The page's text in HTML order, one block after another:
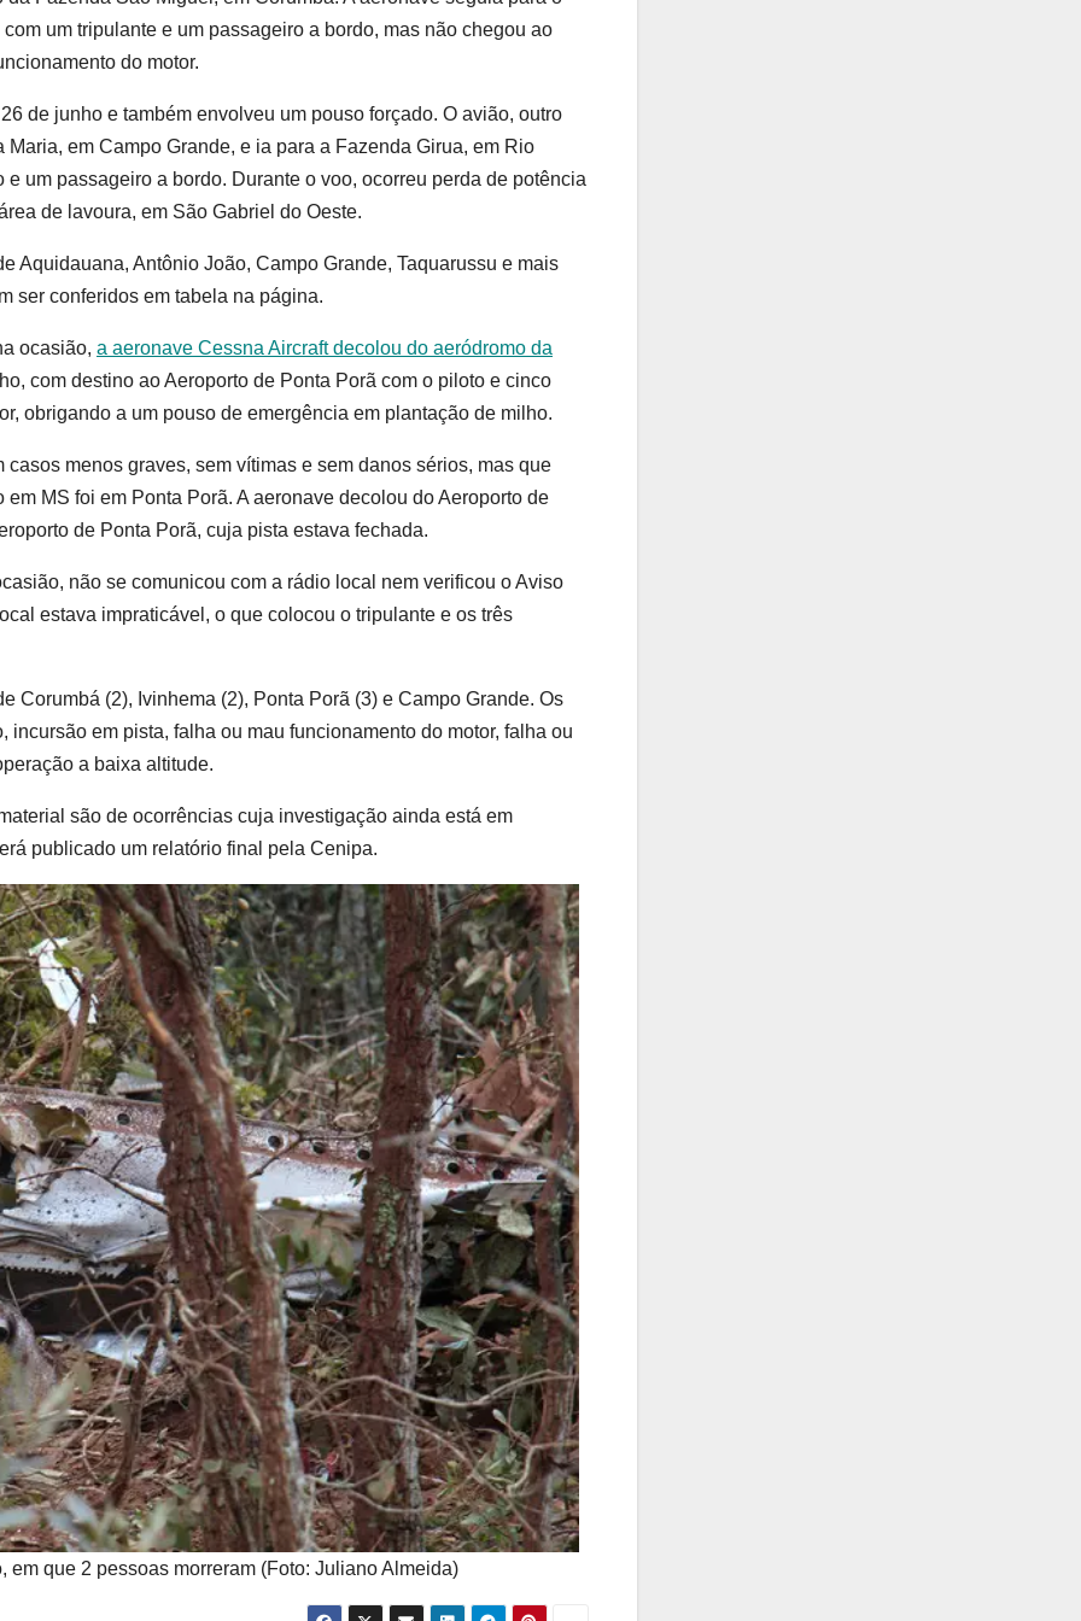
com um tripulante e um passageiro a bordo, mas não chegou ao
do motor.
de junho e também envolveu um pouso forçado. O avião, outro
em Campo Grande, e ia para a Fazenda Girua, em Rio
um passageiro a bordo. Durante o voo, ocorreu perda de potência
de lavoura, em São Gabriel do Oeste.
Aquidauana, Antônio João, Campo Grande, Taquarussu e mais
ser conferidos em tabela na página.
ocasião, a aeronave Cessna Aircraft decolou do aeródromo da
com destino ao Aeroporto de Ponta Porã com o piloto e cinco
obrigando a um pouso de emergência em plantação de milho.
menos graves, sem vítimas e sem danos sérios, mas que
MS foi em Ponta Porã. A aeronave decolou do Aeroporto de
de Ponta Porã, cuja pista estava fechada.
não se comunicou com a rádio local nem verificou o Aviso
estava impraticável, o que colocou o tripulante e os três
Corumbá (2), Ivinhema (2), Ponta Porã (3) e Campo Grande. Os
em pista, falha ou mau funcionamento do motor, falha ou
a baixa altitude.
são de ocorrências cuja investigação ainda está em
publicado um relatório final pela Cenipa.
que 2 pessoas morreram (Foto: Juliano Almeida)